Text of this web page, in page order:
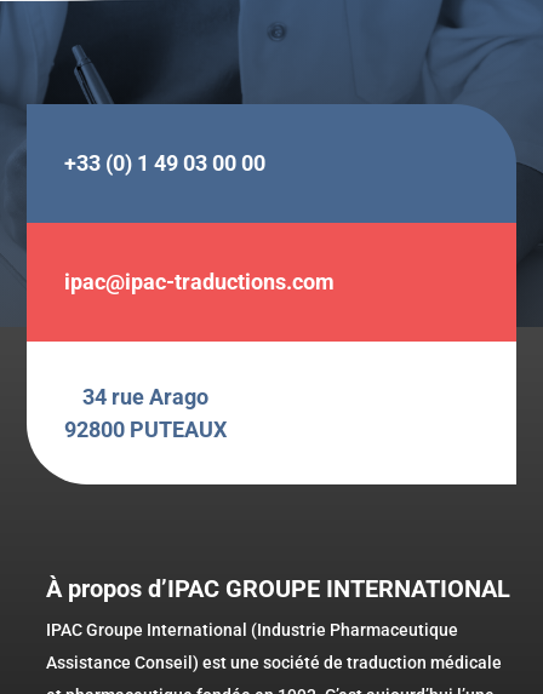
+33 (0) 1 49 03 00 00
ipac@ipac-traductions.com
34 rue Arago
92800 PUTEAUX
À propos d’IPAC GROUPE INTERNATIONAL
IPAC Groupe International (Industrie Pharmaceutique
Assistance Conseil) est une société de traduction médicale